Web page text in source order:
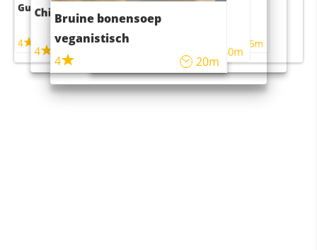
Guacamole
4
Chili con carne
4
Bruine bonensoep
veganistisch
4
20m
Sushi rijstsalade
maaltijdsalade
40m
4 55m